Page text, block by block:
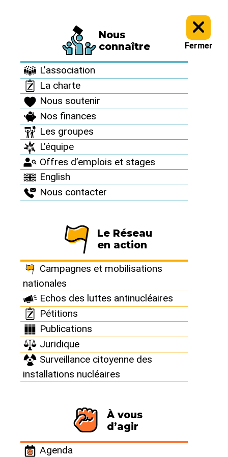
Nous
connaître
L’association
La charte
Nous soutenir
Nos finances
Les groupes
L’équipe
Offres d’emplois et stages
English
Nous contacter
Le Réseau
en action
Campagnes et mobilisations
nationales
Echos des luttes antinucléaires
Pétitions
Publications
Juridique
Surveillance citoyenne des
installations nucléaires
À vous
d’agir
Agenda
Fermer
Le Réseau en action >
Campagnes et mobilisations nationales >
Archives campagnes >
Campagnes et mobilisations 2010 >
7 mai 2010 : Jeûne-action pour l’abolition des armes nucléaires >
Archives campagnes
Depuis 1998, le Réseau "Sortir
du nucléaire" a été à l’initiative
des nombreuses campagnes.
Première
présence place St
Michel